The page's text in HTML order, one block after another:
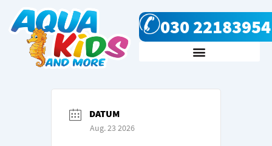
Zum
Inhalt
springen
030 22183954
DATUM
Aug. 23 2026